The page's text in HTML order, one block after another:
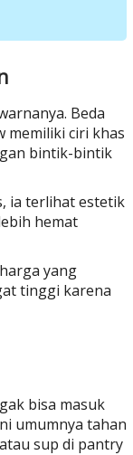
Beda
memiliki ciri khas
bintik-bintik
ia terlihat estetik
hemat
yang
tinggi karena
bisa masuk
umumnya tahan
sup di pantry